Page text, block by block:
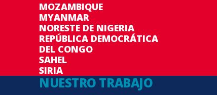
MOZAMBIQUE
MYANMAR
NORESTE DE NIGERIA
REPÚBLICA DEMOCRÁTICA
DEL CONGO
SAHEL
SIRIA
NUESTRO TRABAJO